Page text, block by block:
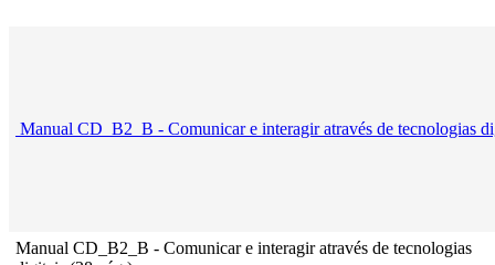
Manual CD_B2_B - Comunicar e interagir através de tecnologias
Manual CD_B2_B - Comunicar e interagir através de tecnologias